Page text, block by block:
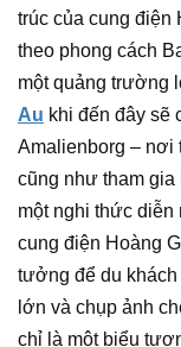
trúc của cung điện
theo phong cách
một quảng trường
Au khi đến đây sẽ
Amalienborg – nơi
cũng như tham gia
một nghi thức
cung điện Hoàng
tưởng để du khách
lớn và chụp ảnh
chỉ là một biểu